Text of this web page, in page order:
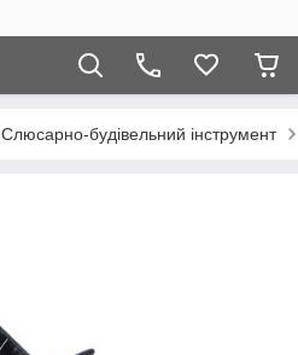
Слюсарно-будівельний інструмент